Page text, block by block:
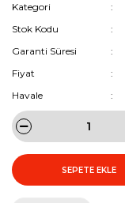
Kategori
Stok Kodu
Garanti Süresi
Fiyat
Havale
SEPETE EKLE